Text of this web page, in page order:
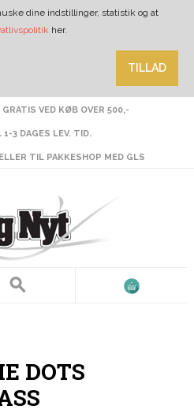
dine indstillinger, statistik og at
her.
TILLAD
VED KØB OVER 500,-
1-3 DAGES LEV. TID.
TIL PAKKESHOP MED GLS
DOTS